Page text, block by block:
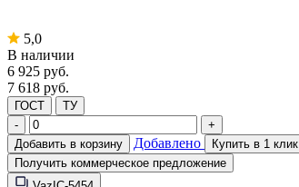
5,0
В наличии
6 925 руб.
7 618 руб.
ГОСТ
ТУ
-
+
Добавить в корзину
Добавлено
Купить в 1 клик
Получить коммерческое предложение